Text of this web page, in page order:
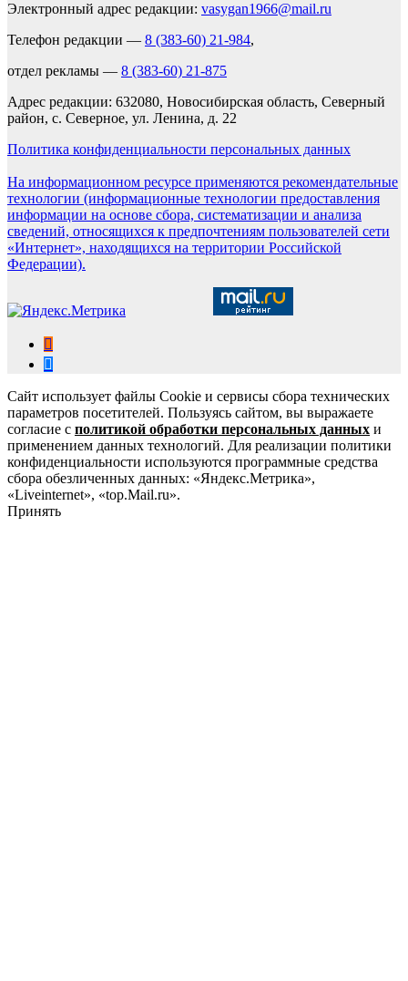
Электронный адрес редакции: vasygan1966@mail.ru
Телефон редакции — 8 (383-60) 21-984,
отдел рекламы — 8 (383-60) 21-875
Адрес редакции: 632080, Новосибирская область, Северный
район, с. Северное, ул. Ленина, д. 22
Политика конфиденциальности персональных данных
На информационном ресурсе применяются рекомендательные
технологии (информационные технологии предоставления
информации на основе сбора, систематизации и анализа
сведений, относящихся к предпочтениям пользователей сети
«Интернет», находящихся на территории Российской
Федерации).
Сайт использует файлы Cookie и сервисы сбора технических
параметров посетителей. Пользуясь сайтом, вы выражаете
согласие с политикой обработки персональных данных и
применением данных технологий. Для реализации политики
конфиденциальности используются программные средства
сбора обезличенных данных: «Яндекс.Метрика»,
«Liveinternet», «top.Mail.ru».
Принять